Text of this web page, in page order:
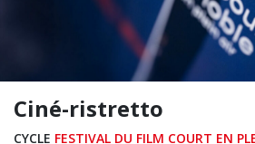
Ciné-ristretto
CYCLE FESTIVAL DU FILM COURT EN